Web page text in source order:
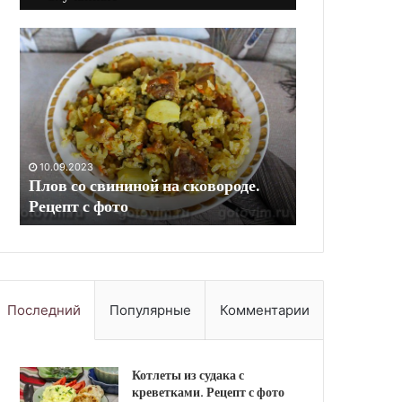
Салат
из
трески
картофелем,
маринованным
луком
патиссонами.
Рецепт
10.09.2023
Салат из печени трески с
картофелем, маринованным луком
и патиссонами. Рецепт с фото
из
киноа
с
курицей.
фото
Последний Популярные Комментарии
Котлеты из судака с
креветками. Рецепт с фото